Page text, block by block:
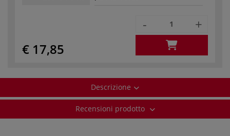
€ 17,85
- +
Descrizione
Recensioni prodotto